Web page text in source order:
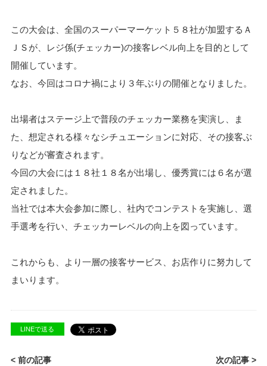
この大会は、全国のスーパーマーケット５８社が加盟するＡ
ＪＳが、レジ係(チェッカー)の接客レベル向上を目的として
開催しています。
なお、今回はコロナ禍により３年ぶりの開催となりました。
出場者はステージ上で普段のチェッカー業務を実演し、ま
た、想定される様々なシチュエーションに対応、その接客ぶ
りなどが審査されます。
今回の大会には１８社１８名が出場し、優秀賞には６名が選
定されました。
当社では本大会参加に際し、社内でコンテストを実施し、選
手選考を行い、チェッカーレベルの向上を図っています。
これからも、より一層の接客サービス、お店作りに努力して
まいります。
LINEで送る
< 前の記事 次の記事 >